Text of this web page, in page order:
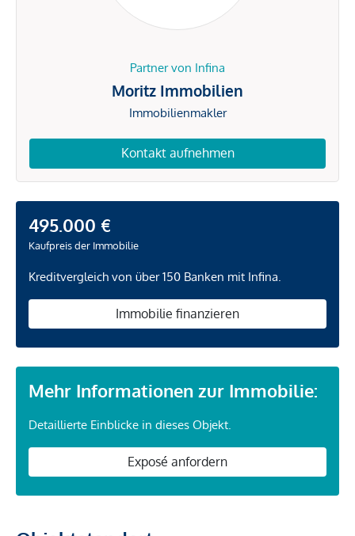
Partner von Infina
Moritz Immobilien
Immobilienmakler
Kontakt aufnehmen
495.000 €
Kaufpreis der Immobilie
Kreditvergleich von über 150 Banken mit Infina.
Immobilie finanzieren
Mehr Informationen zur Immobilie:
Detaillierte Einblicke in dieses Objekt.
Exposé anfordern